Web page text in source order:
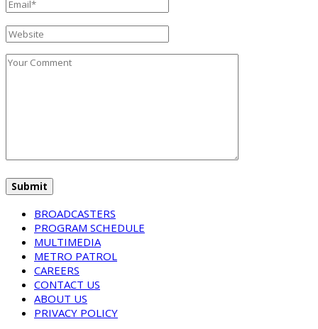
BROADCASTERS
PROGRAM SCHEDULE
MULTIMEDIA
METRO PATROL
CAREERS
CONTACT US
ABOUT US
PRIVACY POLICY